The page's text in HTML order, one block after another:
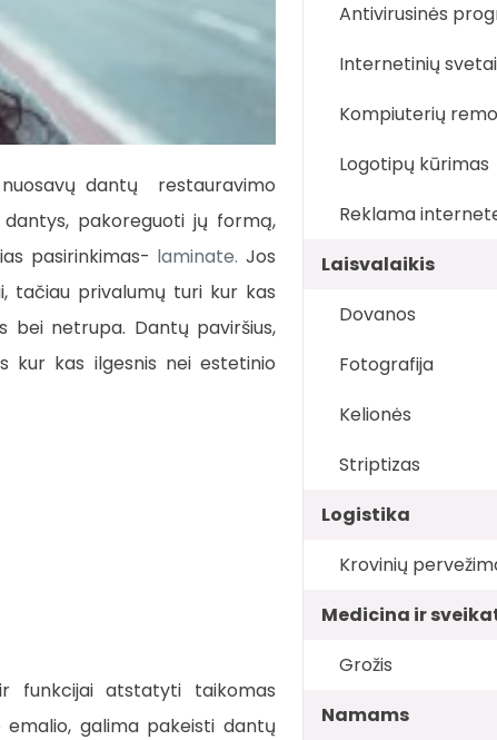
dantų restauravimo
dantys, pakoreguoti jų formą,
pasirinkimas- laminate. Jos
tačiau privalumų turi kur kas
bei netrupa. Dantų paviršius,
kur kas ilgesnis nei estetinio
funkcijai atstatyti taikomas
galima pakeisti dantų
Antivirusinės
Internetinių
Kompiuterių
Logotipų kūrimas
Reklama
Laisvalaikis
Dovanos
Fotografija
Kelionės
Striptizas
Logistika
Krovinių
Medicina ir
Grožis
Namams